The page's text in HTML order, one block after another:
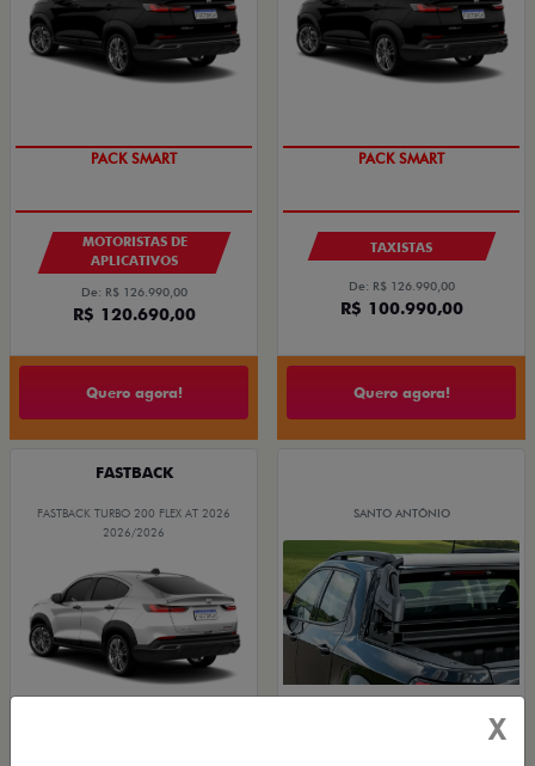
PACK SMART
MOTORISTAS DE
APLICATIVOS
De: R$ 126.990,00
R$ 120.690,00
Quero agora!
PACK SMART
TAXISTAS
De: R$ 126.990,00
R$ 100.990,00
Quero agora!
FASTBACK
FASTBACK TURBO 200 FLEX AT 2026
2026/2026
SANTO ANTÔNIO
X